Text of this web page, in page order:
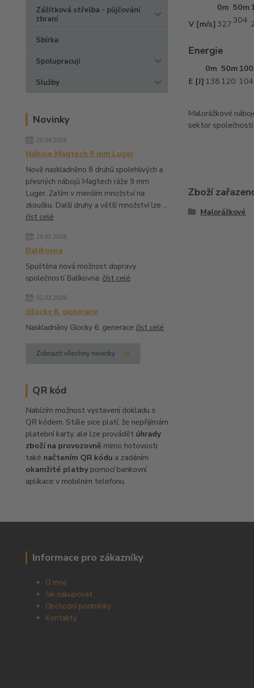
Zážitková střelba - půjčování
zbraní
Sbírka
Spolupracuji
Služby
Novinky
26.04.2026
Náboje Magtech 9 mm Luger
Nově naskladněno 8 druhů spolehlivých a
přesných nábojů Magtech ráže 9 mm
Luger. Zatím v menším množství na
zkoušku. Další druhy a větší množství lze ...
číst celé
29.03.2026
Balíkovna
Spuštěna nová možnost dopravy
společností Balíkovna. číst celé
02.03.2026
Glocky 6. generace
Naskladněny Glocky 6. generace číst celé
Zobrazit všechny novinky
QR kód
Nabízím možnost vystavení dokladu s
QR kódem. Stále sice platí, že nepřijímám
platební karty, ale lze provádět úhrady
zboží na provozovně mimo hotovosti
také načtením QR kódu a zadáním
okamžité platby pomocí bankovní
aplikace v mobilním telefonu.
0m 50m
V [m/s] 327304
Energie
0m 50m
E [J] 138 120 104
Malorážkové
sektor společnosti
Zboží
Malorážkové
Informace pro zákazníky
O mně
Jak nakupovat
Obchodní podmínky
Kontakty